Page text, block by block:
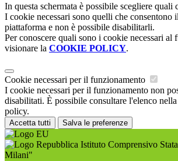
In questa schermata è possibile scegliere quali
I cookie necessari sono quelli che consentono
piattaforma e non è possibile disabilitarli.
Per conoscere quali sono i cookie necessari al
visionare la COOKIE POLICY.
Cookie necessari per il funzionamento
I cookie necessari per il funzionamento non
disabilitati. È possibile consultare l'elenco
policy.
Accetta tutti Salva le preferenze
Istituto Comprensivo
Milani"